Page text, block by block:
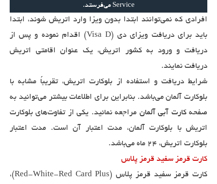
Service می‌فرستد.
افرادی که نمی‌توانند ابتدا بدون ویزا وارد اتریش شوند، ابتدا
باید برای دریافت ویزای دی (Visa D) اقدام نموده و پس از
دریافت و ورود به کشور اتریش، یک عنوان اقامتی اتریش
دریافت نمایند.
شرایط دریافت و استفاده از بلوکارت اتریش، تقریباً مشابه با
بلوکارت آلمان می‌باشد. بنابراین برای اطلاعات بیشتر می‌توانید به
صفحهکارت آبی آلمان مراجعه نمائید. یکی از تفاوت‌های بلوکارت
اتریش با بلوکارت آلمان، مدت اعتبار آن است. مدت اعتبار
بلوکارت اتریش، 24 ماه می‌باشد.
کارت قرمز سفید قرمز پلاس
کارت قرمز سفید قرمز پلاس (Red-White-Red Card Plus)،